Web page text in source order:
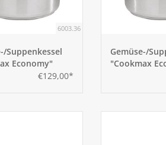
6003.36
Suppenkessel
Economy"
€129,00*
Gemüse-/
"Cookmax